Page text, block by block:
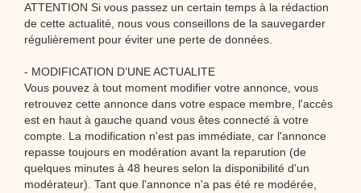
ATTENTION Si vous passez un certain temps à la rédaction
de cette actualité, nous vous conseillons de la sauvegarder
régulièrement pour éviter une perte de données.
- MODIFICATION D’UNE ACTUALITE
Vous pouvez à tout moment modifier votre annonce, vous
retrouvez cette annonce dans votre espace membre, l'accès
est en haut à gauche quand vous êtes connecté à votre
compte. La modification n'est pas immédiate, car l'annonce
repasse toujours en modération avant la reparution (de
quelques minutes à 48 heures selon la disponibilité d'un
modérateur). Tant que l'annonce n'a pas été re modérée,